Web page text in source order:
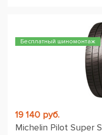
Бесплатный шиномонтаж
19 140 руб.
Michelin Pilot Super